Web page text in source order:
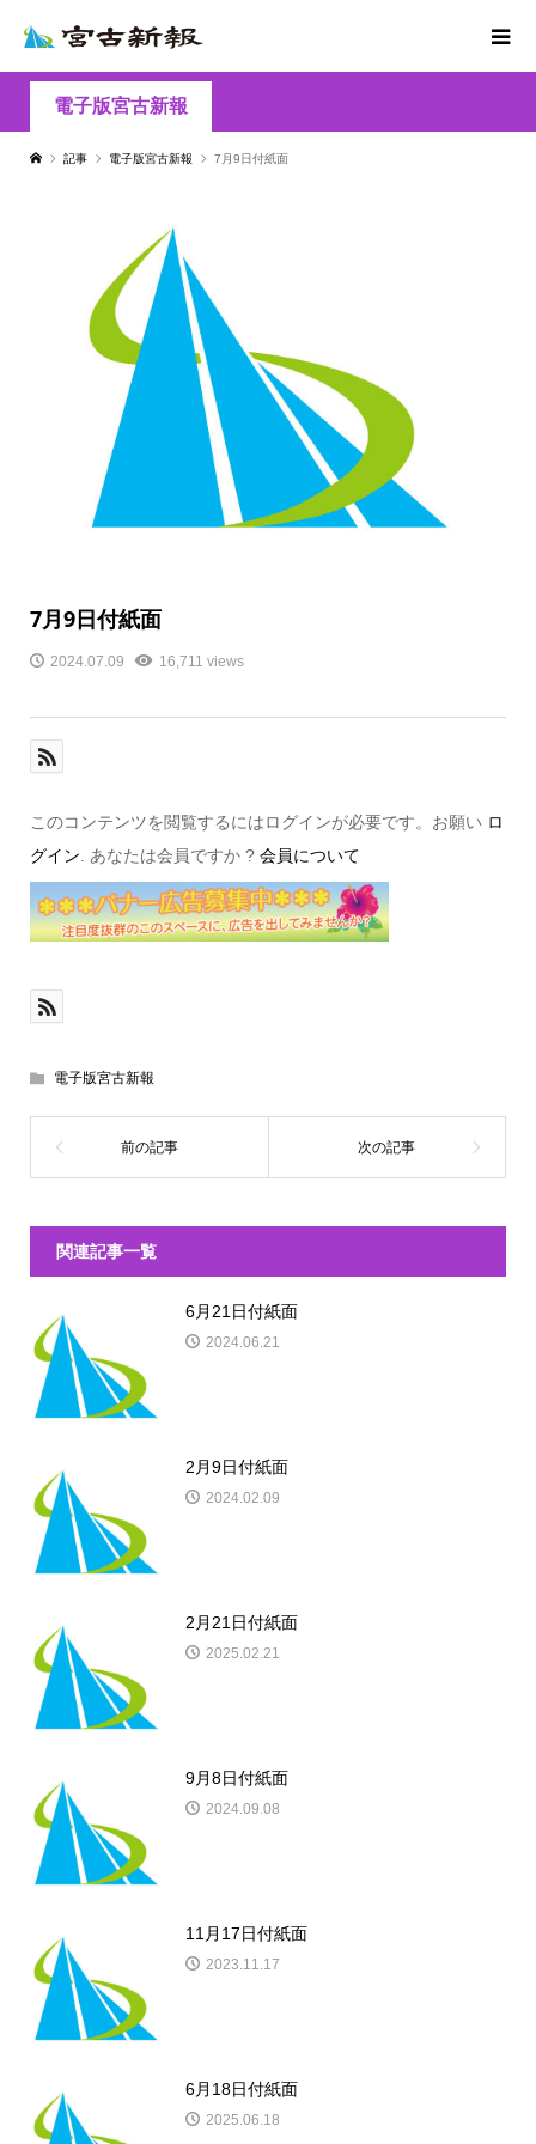
電子版宮古新報
記事 電子版宮古新報 7月9日付紙面
7月9日付紙面
2024.07.09 16,711 views
このコンテンツを閲覧するにはログインが必要です。お願い ロ
グイン . あなたは会員ですか ? 会員について
電子版宮古新報
関連記事一覧
6月21日付紙面
2024.06.21
2月9日付紙面
2024.02.09
2月21日付紙面
2025.02.21
9月8日付紙面
2024.09.08
11月17日付紙面
2023.11.17
6月18日付紙面
2025.06.18